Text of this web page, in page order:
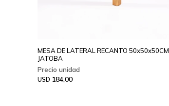
MESA DE LATERAL RECANTO 50x50x50CM
JATOBA
USD 184,00